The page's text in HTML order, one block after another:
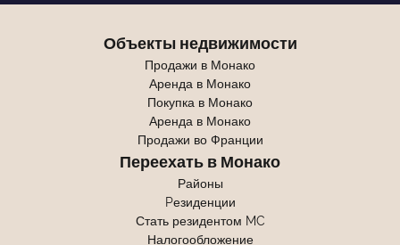
Объекты недвижимости
Продажи в Монако
Аренда в Монако
Покупка в Монако
Аренда в Монако
Продажи во Франции
Переехать в Монако
Районы
Pезиденции
Стать резидентом MC
Налогообложение